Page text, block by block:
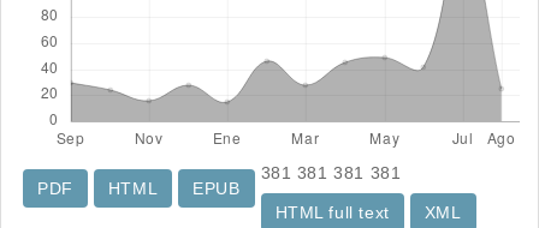
381
PDF
381
HTML
381
EPUB
381
HTML full text XML